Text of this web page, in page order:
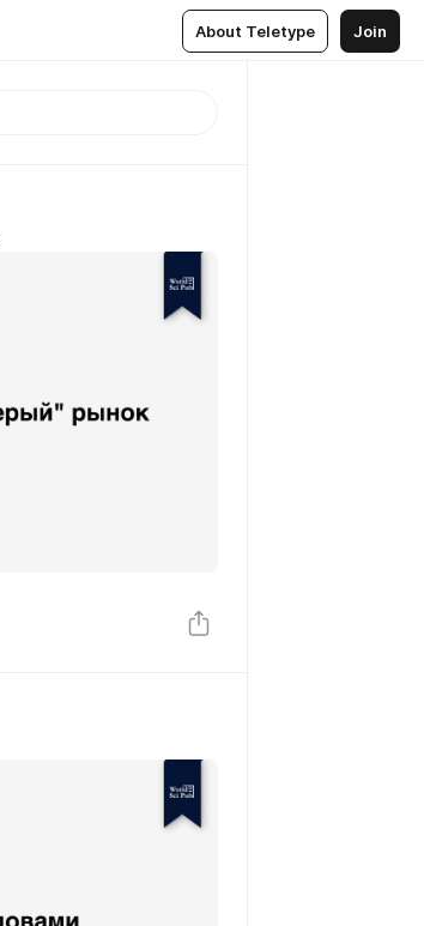
About Teletype Join